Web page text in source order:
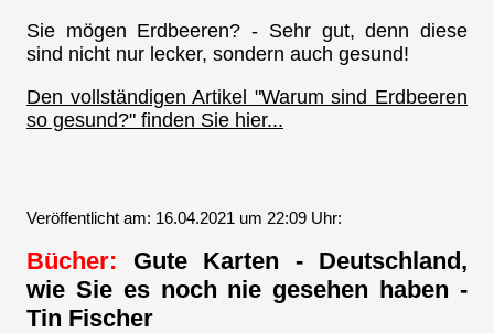
Sie mögen Erdbeeren? - Sehr gut, denn diese
sind nicht nur lecker, sondern auch gesund!
Den vollständigen Artikel "Warum sind Erdbeeren
so gesund?" finden Sie hier...
Veröffentlicht am: 16.04.2021 um 22:09 Uhr:
Bücher: Gute Karten - Deutschland,
wie Sie es noch nie gesehen haben -
Tin Fischer